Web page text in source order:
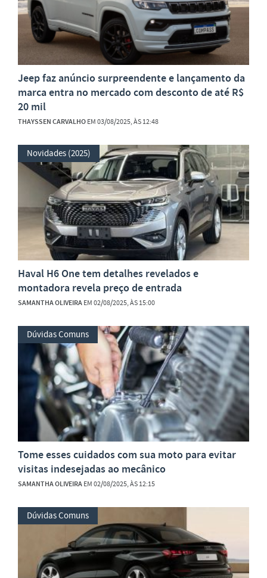
Jeep faz anúncio surpreendente e lançamento da
marca entra no mercado com desconto de até R$
20 mil
THAYSSEN CARVALHOEM 03/08/2025, ÀS 12:48
Novidades (2025)
Haval H6 One tem detalhes revelados e
montadora revela preço de entrada
SAMANTHA OLIVEIRAEM 02/08/2025, ÀS 15:00
Dúvidas Comuns
Tome esses cuidados com sua moto para evitar
visitas indesejadas ao mecânico
SAMANTHA OLIVEIRAEM 02/08/2025, ÀS 12:15
Dúvidas Comuns